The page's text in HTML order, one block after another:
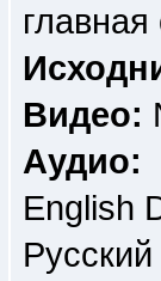
Видео:
Аудио:
English